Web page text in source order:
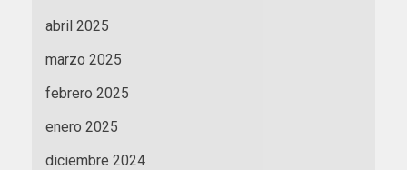
abril 2025
marzo 2025
febrero 2025
enero 2025
diciembre 2024